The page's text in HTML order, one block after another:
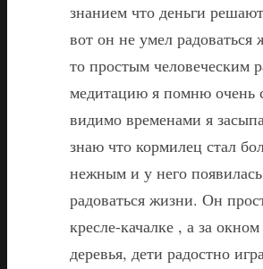
знанием что деньги
вот он не умел
то простым человеческим
медитацию я помню очень
видимо временами я
знаю что кормилец стал
нежным и у него
радоваться жизни. Он
кресле-качалке , а за
деревья, дети радостно